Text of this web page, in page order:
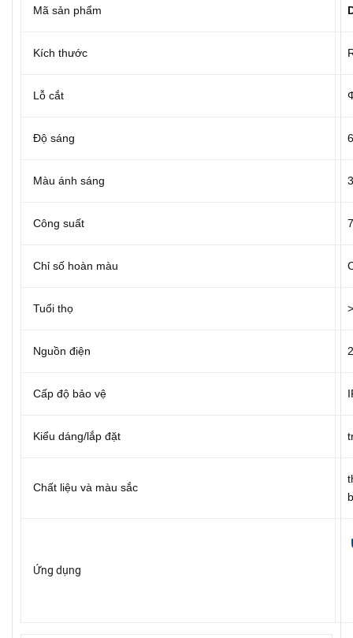
Mã sản phẩm
Kích thước
Lỗ cắt
Độ sáng
Màu ánh sáng
Công suất
Chỉ số hoàn màu
Tuổi thọ
Nguồn điện
Cấp độ bảo vệ
Kiểu dáng/lắp đặt
Chất liệu và màu sắc
Ứng dụng